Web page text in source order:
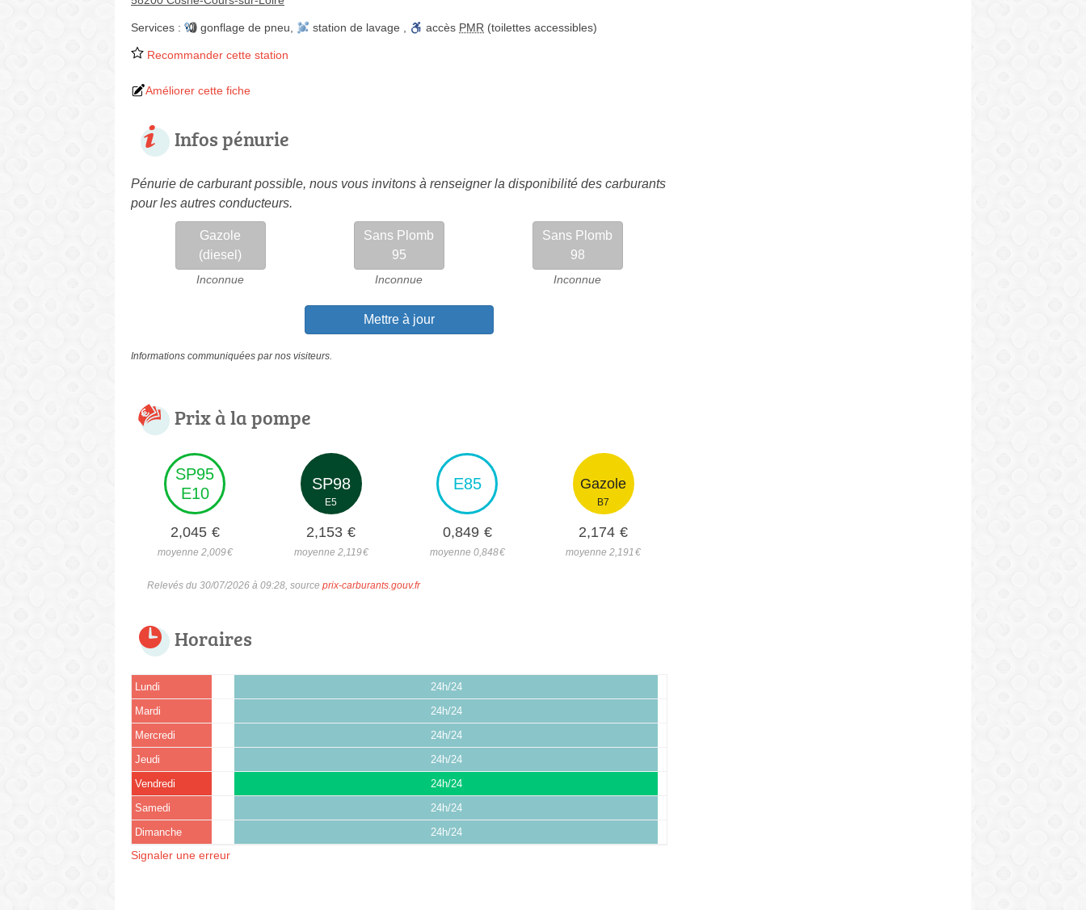
Services : gonflage de pneu station de lavage accès PMR (toilettes accessibles)
Recommander cette station
Améliorer cette fiche
Infos pénurie
Pénurie de carburant possible, nous vous invitons à renseigner la disponibilité des carburants
pour les autres conducteurs.
Gazole
(diesel)
Inconnue
Sans Plomb
95
Inconnue
Sans Plomb
98
Inconnue
Mettre à jour
Informations communiquées par nos visiteurs.
Prix à la pompe
SP95
E10
2,045 €
moyenne 2,009€
SP98
E5
2,153 €
moyenne 2,119€
E85
0,849 €
moyenne 0,848€
Gazole
B7
2,174 €
moyenne 2,191€
Relevés du 30/07/2026 à 09:28, source prix-carburants.gouv.fr
Horaires
Lundi 24h/24
Mardi 24h/24
Mercredi 24h/24
Jeudi 24h/24
Vendredi 24h/24
Samedi 24h/24
Dimanche 24h/24
Signaler une erreur